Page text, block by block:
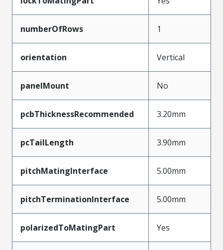
numberOfRows 1
orientation Vertical
panelMount No
pcbThicknessRecommended 3.20mm
pcTailLength 3.90mm
pitchMatingInterface 5.00mm
pitchTerminationInterface 5.00mm
polarizedToMatingPart Yes